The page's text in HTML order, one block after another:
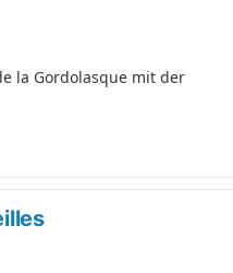
la Gordolasque mit der